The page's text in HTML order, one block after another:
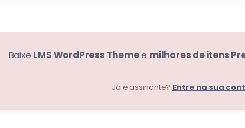
Baixe LMS WordPress Themee milhares de itens
Já é assinante? Entre na sua